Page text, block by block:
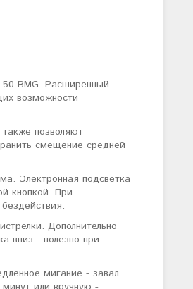
BMG. Расширенный
возможности
позволяют
смещение средней
Электронная подсветка
кнопкой. При
Дополнительно
вниз - полезно при
мигание - завал